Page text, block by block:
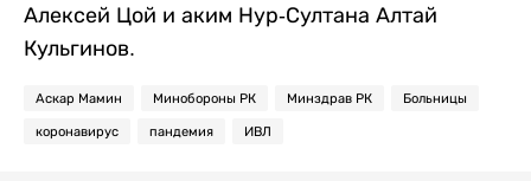
Алексей Цой и аким Нур-Султана Алтай
Кульгинов.
Аскар Мамин Минобороны РК Минздрав РК Больницы
коронавирус пандемия ИВЛ